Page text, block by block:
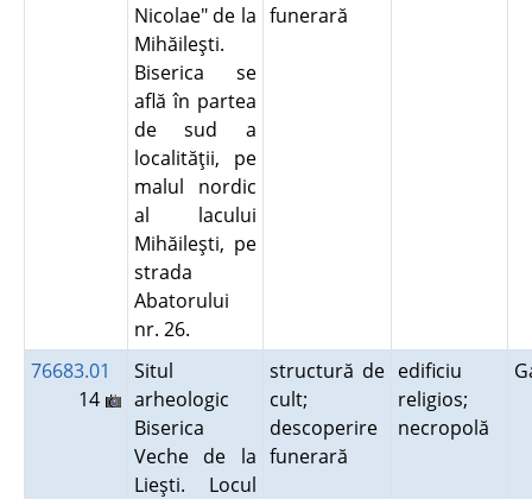
Nicolae" de la
Mihăileşti.
Biserica se
află în partea
de sud a
localităţii, pe
malul nordic
al lacului
Mihăileşti, pe
strada
Abatorului
nr. 26.
funerară
76683.01
14
Situl
arheologic
Biserica
Veche de la
Lieşti. Locul
structură de
cult;
descoperire
funerară
edificiu
religios;
necropolă